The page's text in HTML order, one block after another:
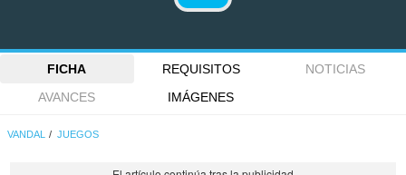
FICHA REQUISITOS
NOTICIAS
AVANCES
IMÁGENES
VANDAL JUEGOS